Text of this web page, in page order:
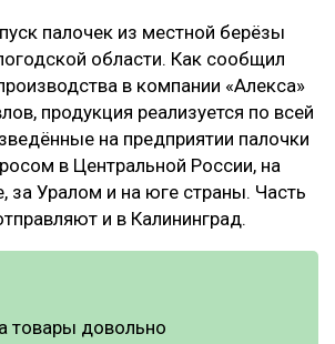
палочек из местной берёзы
области. Как сообщил
в компании «Алекса»
продукция реализуется по всей
на предприятии палочки
в Центральной России, на
за Уралом и на юге страны. Часть
и в Калининград.
товары довольно